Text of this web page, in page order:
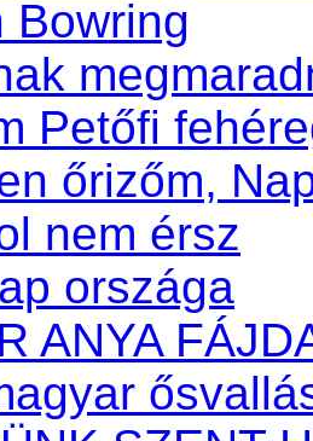
Bowring
Petőfi
őrizőm,
nem érsz
országa
ANYA